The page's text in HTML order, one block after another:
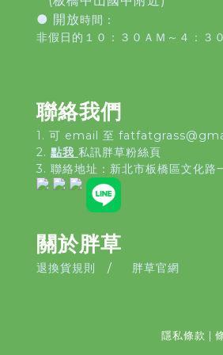
● 開放時間：
非假日的１０：３０ＡＭ～４：３
聯絡我們
1. 可 email 至
2. 點我 私訊胖草粉絲頁
3. 聯絡地址： 新北市板橋區文化
關於胖草
退換貨規則 / 胖草官網
隱私條款 |